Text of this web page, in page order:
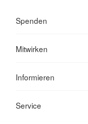
Spenden
Mitwirken
Informieren
Service